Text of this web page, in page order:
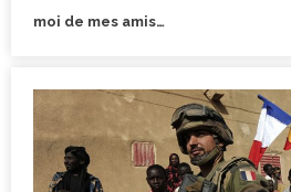
moi de mes amis…